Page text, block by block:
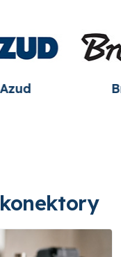
Hunter